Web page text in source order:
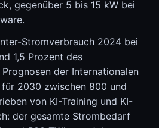
gegenüber 5 bis 15 kW bei
Stromverbrauch 2024 bei
1,5 Prozent des
der Internationalen
für 2030 zwischen 800 und
von KI-Training und KI-
der gesamte Strombedarf